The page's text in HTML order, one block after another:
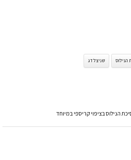
הנילוס שניצל דג
הנילוס בציפוי קריספי במיוחד